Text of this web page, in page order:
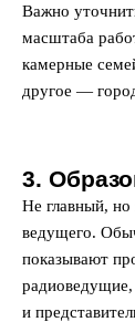
Важно
масштаба
камерные
другое —
3.
Не главный,
ведущего.
показывают
и